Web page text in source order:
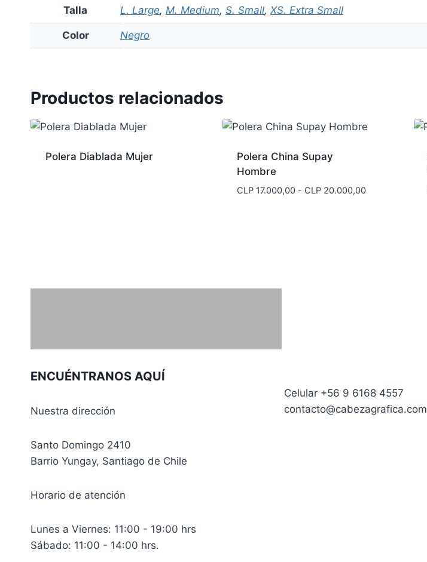
Talla L. Large, M. Medium, S. Small, XS. Extra Small
Color Negro
Productos relacionados
Polera Diablada Mujer
Polera China Supay
Hombre
CLP 17.000,00 - CLP 20.000,00Rango
ENCUÉNTRANOS AQUÍ
Nuestra dirección
Santo Domingo 2410
Barrio Yungay, Santiago de Chile
Horario de atención
Lunes a Viernes: 11:00 - 19:00 hrs
Sábado: 11:00 - 14:00 hrs.
Celular +56 9 6168 4557
contacto@cabezagrafica.com